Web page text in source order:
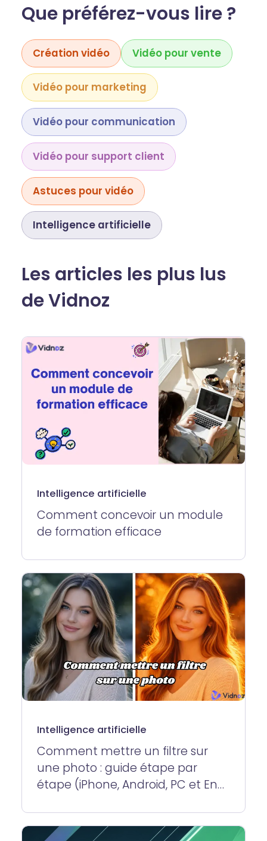
Que préférez-vous lire ?
Création vidéo Vidéo pour vente
Vidéo pour marketing
Vidéo pour communication
Vidéo pour support client
Astuces pour vidéo
Intelligence artificielle
Les articles les plus lus
de Vidnoz
Intelligence artificielle
Comment concevoir un module
de formation efficace
Intelligence artificielle
Comment mettre un filtre sur
une photo : guide étape par
étape (iPhone, Android, PC et En